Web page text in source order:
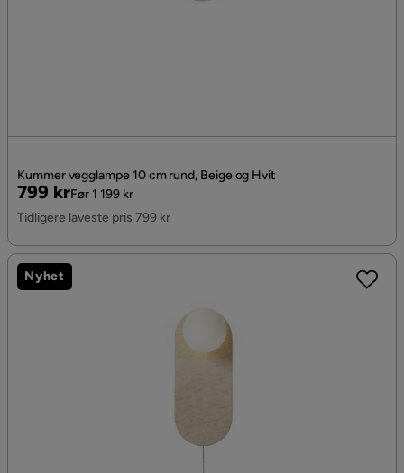
Kummer vegglampe 10 cm rund, Beige og Hvit
Pris
799 kr
Original
Pris
Før 1 199 kr
Tidligere laveste pris 799 kr
Nyhet